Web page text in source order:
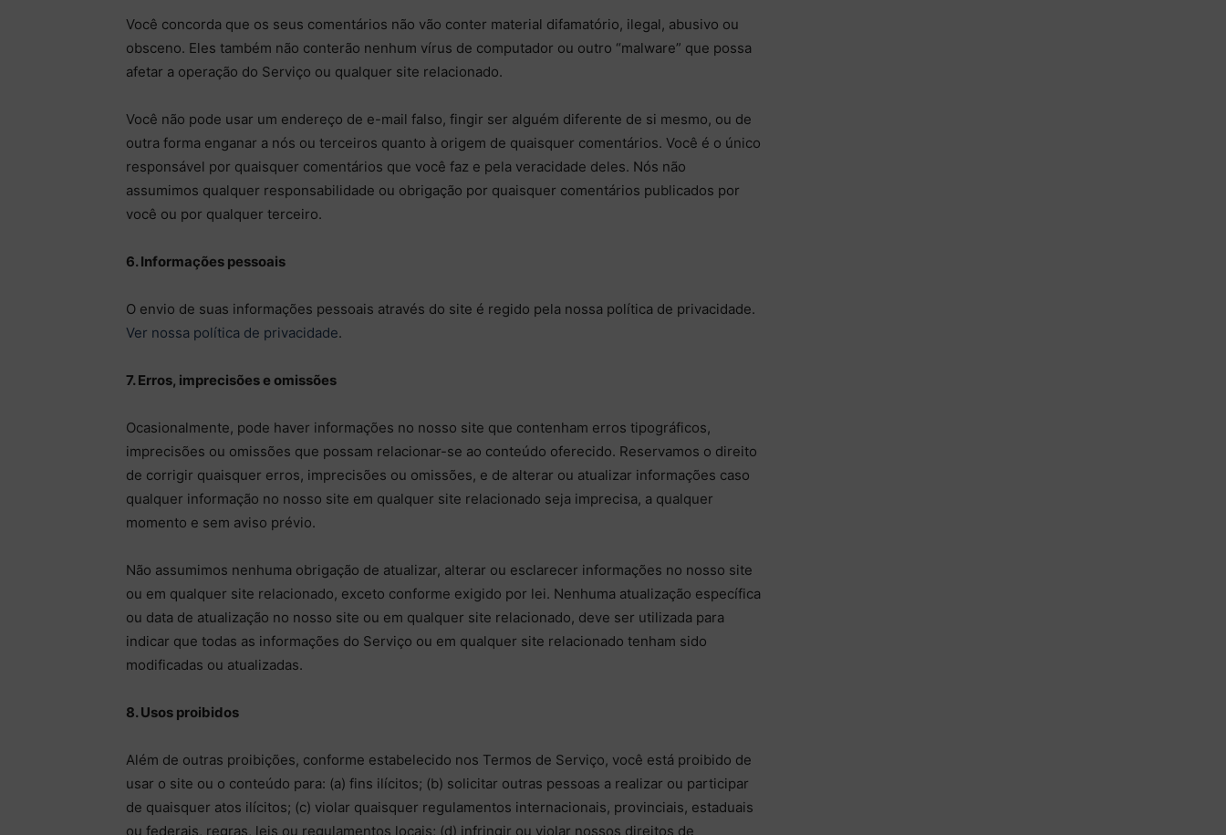
Você concorda que os seus comentários não vão conter material difamatório, ilegal, abusivo ou
obsceno. Eles também não conterão nenhum vírus de computador ou outro “malware” que possa
afetar a operação do Serviço ou qualquer site relacionado.
Você não pode usar um endereço de e-mail falso, fingir ser alguém diferente de si mesmo, ou de
outra forma enganar a nós ou terceiros quanto à origem de quaisquer comentários. Você é o único
responsável por quaisquer comentários que você faz e pela veracidade deles. Nós não
assumimos qualquer responsabilidade ou obrigação por quaisquer comentários publicados por
você ou por qualquer terceiro.
6. Informações pessoais
O envio de suas informações pessoais através do site é regido pela nossa política de privacidade.
Ver nossa política de privacidade.
7. Erros, imprecisões e omissões
Ocasionalmente, pode haver informações no nosso site que contenham erros tipográficos,
imprecisões ou omissões que possam relacionar-se ao conteúdo oferecido. Reservamos o direito
de corrigir quaisquer erros, imprecisões ou omissões, e de alterar ou atualizar informações caso
qualquer informação no nosso site em qualquer site relacionado seja imprecisa, a qualquer
momento e sem aviso prévio.
Não assumimos nenhuma obrigação de atualizar, alterar ou esclarecer informações no nosso site
ou em qualquer site relacionado, exceto conforme exigido por lei. Nenhuma atualização específica
ou data de atualização no nosso site ou em qualquer site relacionado, deve ser utilizada para
indicar que todas as informações do Serviço ou em qualquer site relacionado tenham sido
modificadas ou atualizadas.
8. Usos proibidos
Além de outras proibições, conforme estabelecido nos Termos de Serviço, você está proibido de
usar o site ou o conteúdo para: (a) fins ilícitos; (b) solicitar outras pessoas a realizar ou participar
de quaisquer atos ilícitos; (c) violar quaisquer regulamentos internacionais, provinciais, estaduais
ou federais, regras, leis ou regulamentos locais; (d) infringir ou violar nossos direitos de